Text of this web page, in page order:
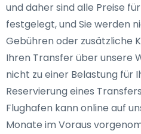
und daher sind alle Preise
festgelegt, und Sie werden
Gebühren oder zusätzliche
Ihren Transfer über unsere
nicht zu einer Belastung für
Reservierung eines
Flughafen kann online auf
Monate im Voraus